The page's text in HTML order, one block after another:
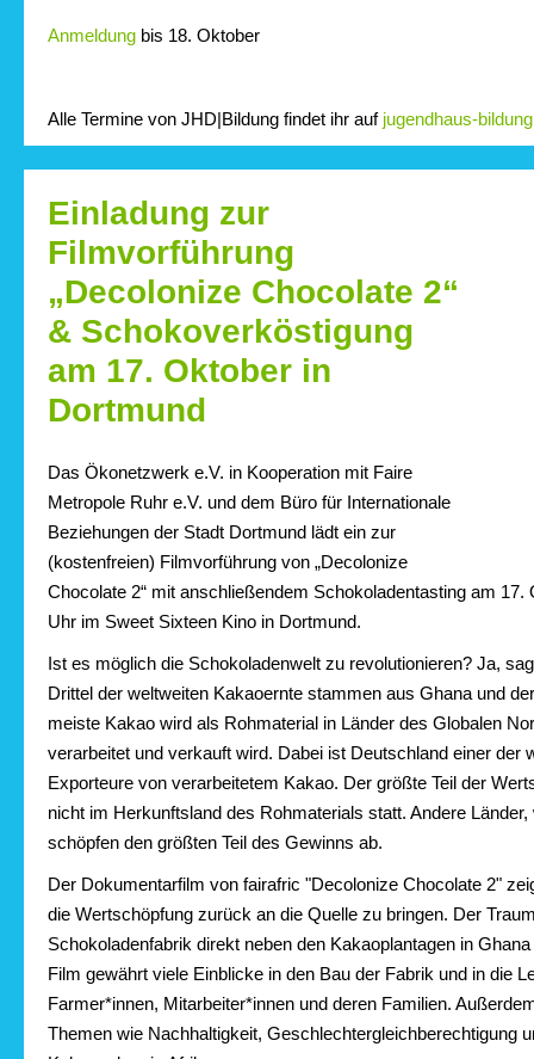
Anmeldung bis 18. Oktober
Alle Termine von JHD|Bildung findet ihr auf jugendhaus-
Einladung zur
Filmvorführung
„Decolonize Chocolate 2“
& Schokoverköstigung
am 17. Oktober in
Dortmund
Das Ökonetzwerk e.V. in Kooperation mit Faire
Metropole Ruhr e.V. und dem Büro für Internationale
Beziehungen der Stadt Dortmund lädt ein zur
(kostenfreien) Filmvorführung von „Decolonize
Chocolate 2“ mit anschließendem Schokoladentasting am 17.
Uhr im Sweet Sixteen Kino in Dortmund.
Ist es möglich die Schokoladenwelt zu revolutionieren? Ja,
Drittel der weltweiten Kakaoernte stammen aus Ghana und
meiste Kakao wird als Rohmaterial in Länder des Globalen
verarbeitet und verkauft wird. Dabei ist Deutschland einer der
Exporteure von verarbeitetem Kakao. Der größte Teil der
nicht im Herkunftsland des Rohmaterials statt. Andere
schöpfen den größten Teil des Gewinns ab.
Der Dokumentarfilm von fairafric "Decolonize Chocolate 2"
die Wertschöpfung zurück an die Quelle zu bringen. Der
Schokoladenfabrik direkt neben den Kakaoplantagen in
Film gewährt viele Einblicke in den Bau der Fabrik und in die
Farmer*innen, Mitarbeiter*innen und deren Familien.
Themen wie Nachhaltigkeit, Geschlechtergleichberechtigung